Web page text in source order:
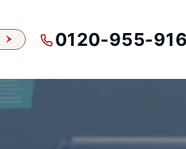
0120-955-916